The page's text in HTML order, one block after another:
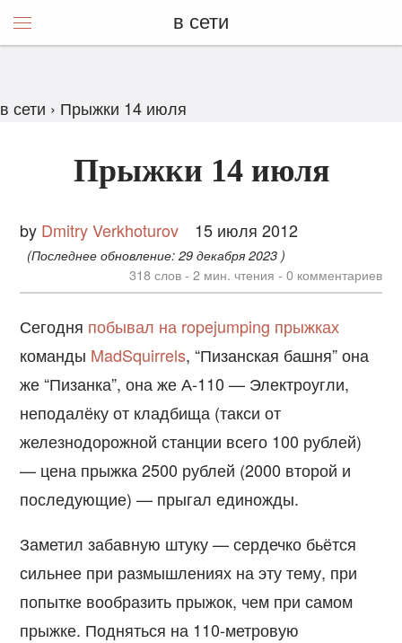
в сети
в сети › Прыжки 14 июля
Прыжки 14 июля
by Dmitry Verkhoturov 15 июля 2012
(Последнее обновление: 29 декабря 2023 )
318 слов - 2 мин. чтения - 0комментариев
Сегодня побывал на ropejumping прыжках
команды MadSquirrels, “Пизанская башня” она
же “Пизанка”, она же А-110 — Электроугли,
неподалёку от кладбища (такси от
железнодорожной станции всего 100 рублей)
— цена прыжка 2500 рублей (2000 второй и
последующие) — прыгал единожды.
Заметил забавную штуку — сердечко бьётся
сильнее при размышлениях на эту тему, при
попытке вообразить прыжок, чем при самом
прыжке. Подняться на 110-метровую